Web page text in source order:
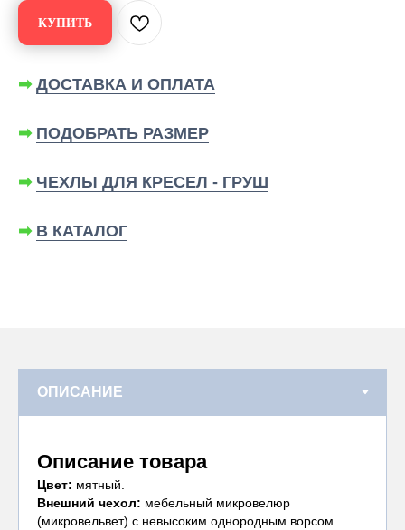
КУПИТЬ
➡ ДОСТАВКА И ОПЛАТА
➡ ПОДОБРАТЬ РАЗМЕР
➡ ЧЕХЛЫ ДЛЯ КРЕСЕЛ - ГРУШ
➡ В КАТАЛОГ
Описание товара
Цвет: мятный.
Внешний чехол: мебельный микровелюр
(микровельвет) с невысоким однородным ворсом.